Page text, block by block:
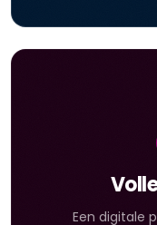
Een digitale